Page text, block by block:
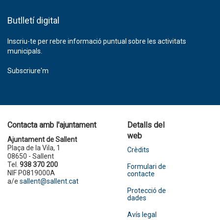
Butlletí digital
Inscriu-te per rebre informació puntual sobre les activitats
municipals.
Subscriure'm
Contacta amb l'ajuntament
Ajuntament de Sallent
Plaça de la Vila, 1
08650 - Sallent
Tel. 938 370 200
NIF P0819000A
a/e sallent@sallent.cat
Detalls del
web
Crèdits
Formulari de
contacte
Protecció de
dades
Avís legal